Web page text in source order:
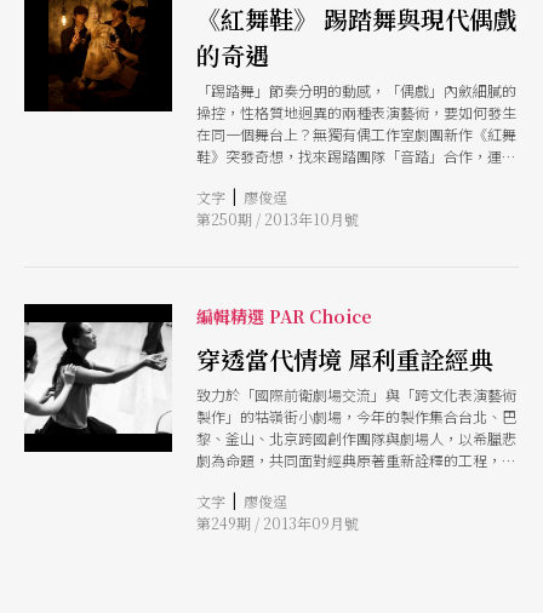
《紅舞鞋》 踢踏舞與現代偶戲
的奇遇
「踢踏舞」節奏分明的動感，「偶戲」內斂細膩的
操控，性格質地迥異的兩種表演藝術，要如何發生
在同一個舞台上？無獨有偶工作室劇團新作《紅舞
鞋》突發奇想，找來踢踏團隊「音踏」合作，運用
式演繹安徒生的經典童話《紅舞鞋》。表演者不僅
要腳踩踢踏舞步，雙手操作戲偶，有時還要搭配歌
酷童話。少女遭受天譴而狂舞不止，直到砍斷雙腳
才能停止林孟寰表示，當代詮釋多著重於慾望與體
制間的拉扯，延伸至道德、政治與性別的探索，此
次演出將時空挪移至近代，以奇幻戲偶伴隨踢踏聲
響，賦予《紅舞鞋》全新的面貌。舞台上，操偶師
穿鞋學跳踢踏，踢踏舞者接受偶戲訓練，兩個不同
藝術領域的表演者，拋開本位，以安徒生的詩意文
字為靈感發展表演片段，激撞出獨特的劇場創意。
文字 | 廖俊逞
第250期 / 2013年10月號
編輯精選 PAR Choice
穿透當代情境 犀利重詮經典
致力於「國際前衛劇場交流」與「跨文化表演藝術
製作」的牯嶺街小劇場，今年的製作集合台北、巴
黎、釜山、北京跨國創作團隊與劇場人，以希臘悲
劇為命題，共同面對經典原著重新詮釋的工程，推
別執導的《又一個，米蒂亞》與《安蒂岡妮》。企
圖穿透當代情境來對希臘悲劇進行解讀，並在跨文
文字 | 廖俊逞
第249期 / 2013年09月號